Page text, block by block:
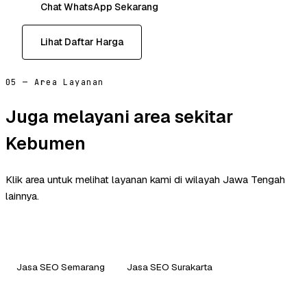
Chat WhatsApp Sekarang
Lihat Daftar Harga
05 — Area Layanan
Juga melayani area sekitar
Kebumen
Klik area untuk melihat layanan kami di wilayah Jawa Tengah
lainnya.
Jasa SEO Semarang
Jasa SEO Surakarta